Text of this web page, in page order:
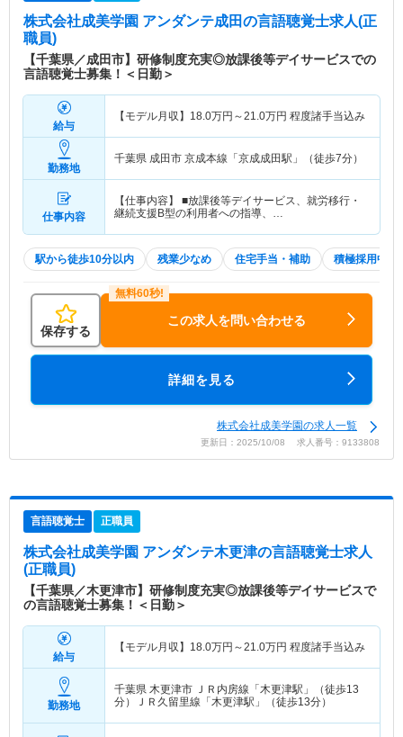
株式会社成美学園 アンダンテ成田の言語聴覚士求人(正
職員)
【千葉県／成田市】研修制度充実◎放課後等デイサービスでの
言語聴覚士募集！＜日勤＞
給与
【モデル月収】 18.0万円～21.0万円 程度諸手当込み
勤務地
千葉県 成田市 京成本線「京成成田駅」（徒歩7分）
仕事内容
【仕事内容】 ■放課後等デイサービス、就労移行・
継続支援B型の利用者への指導、…
駅から徒歩10分以内 残業少なめ 住宅手当・補助 積極採用中
保存する
この求人を問い合わせる
詳細を見る
株式会社成美学園の求人一覧
更新日：2025/10/08 求人番号：9133808
言語聴覚士 正職員
株式会社成美学園 アンダンテ木更津の言語聴覚士求人
(正職員)
【千葉県／木更津市】研修制度充実◎放課後等デイサービスで
の言語聴覚士募集！＜日勤＞
給与
【モデル月収】 18.0万円～21.0万円 程度諸手当込み
勤務地
千葉県 木更津市 ＪＲ内房線「木更津駅」（徒歩13
分）ＪＲ久留里線「木更津駅」（徒歩13分）